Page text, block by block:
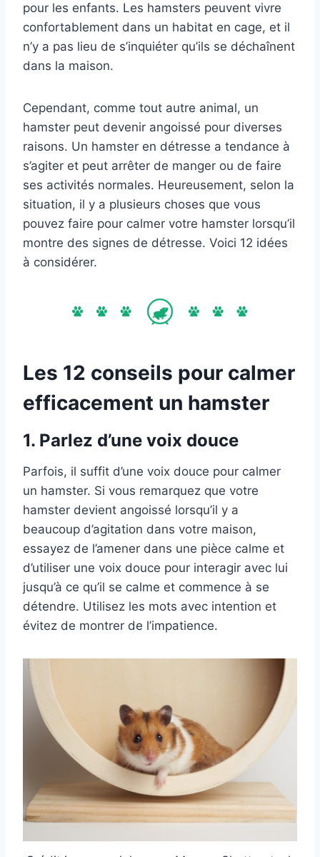
pour les enfants. Les hamsters peuvent vivre
confortablement dans un habitat en cage, et il
n’y a pas lieu de s’inquiéter qu’ils se déchaînent
dans la maison.
Cependant, comme tout autre animal, un
hamster peut devenir angoissé pour diverses
raisons. Un hamster en détresse a tendance à
s’agiter et peut arrêter de manger ou de faire
ses activités normales. Heureusement, selon la
situation, il y a plusieurs choses que vous
pouvez faire pour calmer votre hamster lorsqu’il
montre des signes de détresse. Voici 12 idées
à considérer.
Les 12 conseils pour calmer
efficacement un hamster
1. Parlez d’une voix douce
Parfois, il suffit d’une voix douce pour calmer
un hamster. Si vous remarquez que votre
hamster devient angoissé lorsqu’il y a
beaucoup d’agitation dans votre maison,
essayez de l’amener dans une pièce calme et
d’utiliser une voix douce pour interagir avec lui
jusqu’à ce qu’il se calme et commence à se
détendre. Utilisez les mots avec intention et
évitez de montrer de l’impatience.